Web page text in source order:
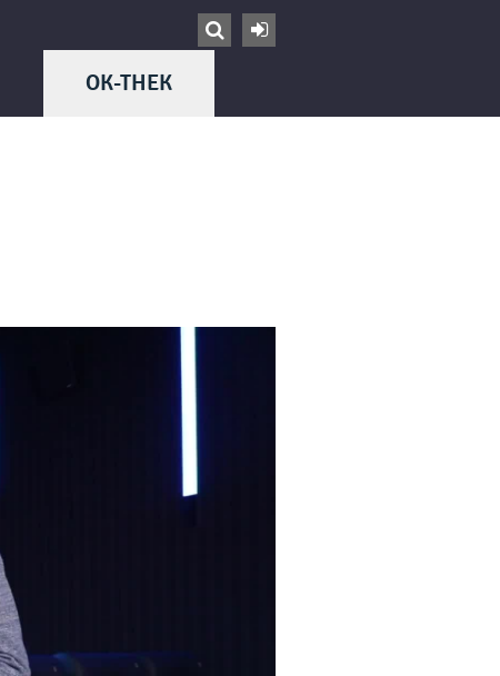


OK-THEK